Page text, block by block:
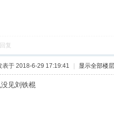
回复
表于 2018-6-29 17:19:41 显示全部楼层
见刘铁棍